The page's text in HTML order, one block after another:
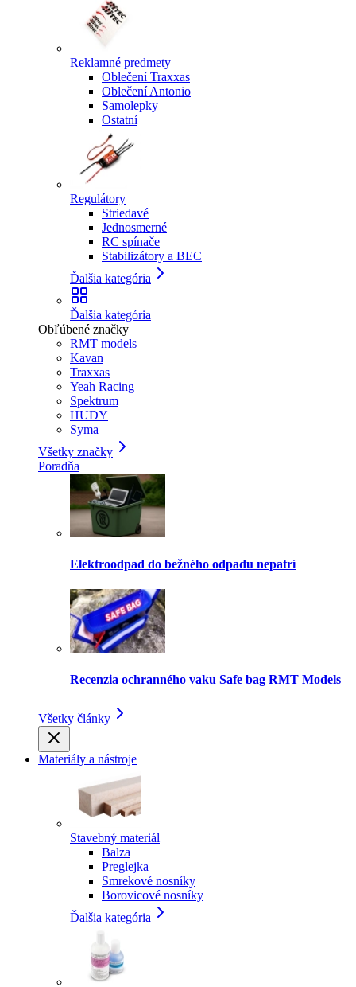
Reklamné predmety
Oblečení Traxxas
Oblečení Antonio
Samolepky
Ostatní
Regulátory
Striedavé
Jednosmerné
RC spínače
Stabilizátory a BEC
Ďalšia kategória
Ďalšia kategória
Obľúbené značky
RMT models
Kavan
Traxxas
Yeah Racing
Spektrum
HUDY
Syma
Všetky značky
Poradňa
Elektroodpad do bežného odpadu nepatrí
Recenzia ochranného vaku Safe bag RMT Models
Všetky články
Materiály a nástroje
Stavebný materiál
Balza
Preglejka
Smrekové nosníky
Borovicové nosníky
Ďalšia kategória